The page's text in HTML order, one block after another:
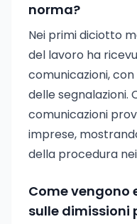
norma?
Nei primi diciotto
del lavoro ha
comunicazioni,
delle segnalazioni.
comunicazioni
imprese,
della procedura
Come
sulle dimissioni